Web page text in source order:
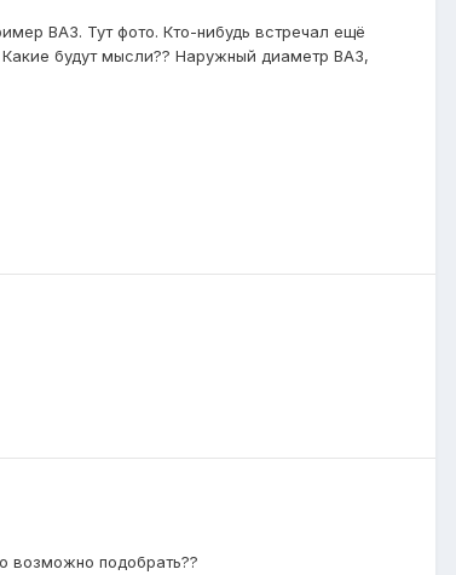
ВАЗ. Тут фото. Кто-нибудь встречал ещё
будут мысли?? Наружный диаметр ВАЗ,
возможно подобрать??